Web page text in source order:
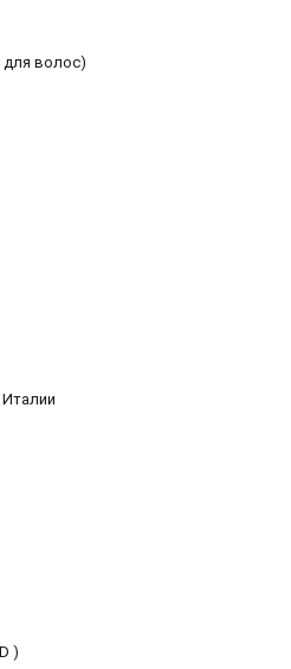
для волос)
)